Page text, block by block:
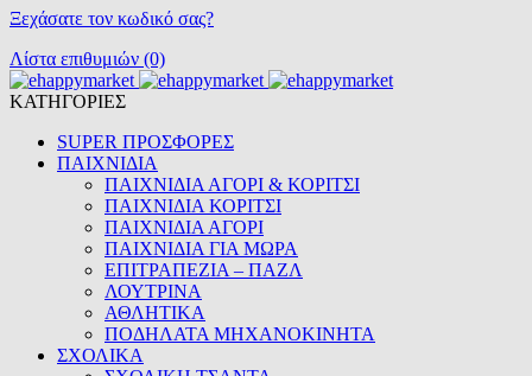
Ξεχάσατε τον κωδικό σας?
Λίστα επιθυμιών (0)
ΚΑΤΗΓΟΡΙΕΣ
SUPER ΠΡΟΣΦΟΡΕΣ
ΠΑΙΧΝΙΔΙΑ
ΠΑΙΧΝΙΔΙΑ ΑΓΟΡΙ & ΚΟΡΙΤΣΙ
ΠΑΙΧΝΙΔΙΑ ΚΟΡΙΤΣΙ
ΠΑΙΧΝΙΔΙΑ ΑΓΟΡΙ
ΠΑΙΧΝΙΔΙΑ ΓΙΑ ΜΩΡΑ
ΕΠΙΤΡΑΠΕΖΙΑ – ΠΑΖΛ
ΛΟΥΤΡΙΝΑ
ΑΘΛΗΤΙΚΑ
ΠΟΔΗΛΑΤΑ ΜΗΧΑΝΟΚΙΝΗΤΑ
ΣΧΟΛΙΚΑ